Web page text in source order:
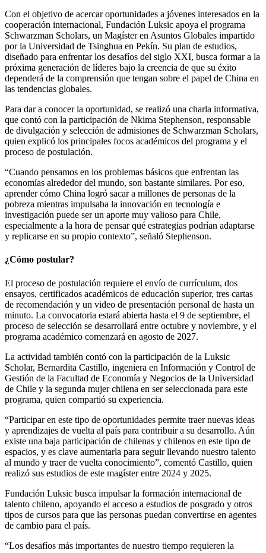
Con el objetivo de acercar oportunidades a jóvenes interesados en la
cooperación internacional, Fundación Luksic apoya el programa
Schwarzman Scholars, un Magíster en Asuntos Globales impartido
por la Universidad de Tsinghua en Pekín. Su plan de estudios,
diseñado para enfrentar los desafíos del siglo XXI, busca formar a la
próxima generación de líderes bajo la creencia de que su éxito
dependerá de la comprensión que tengan sobre el papel de China en
las tendencias globales.
Para dar a conocer la oportunidad, se realizó una charla informativa,
que contó con la participación de Nkima Stephenson, responsable
de divulgación y selección de admisiones de Schwarzman Scholars,
quien explicó los principales focos académicos del programa y el
proceso de postulación.
“Cuando pensamos en los problemas básicos que enfrentan las
economías alrededor del mundo, son bastante similares. Por eso,
aprender cómo China logró sacar a millones de personas de la
pobreza mientras impulsaba la innovación en tecnología e
investigación puede ser un aporte muy valioso para Chile,
especialmente a la hora de pensar qué estrategias podrían adaptarse
y replicarse en su propio contexto”, señaló Stephenson.
¿Cómo postular?
El proceso de postulación requiere el envío de currículum, dos
ensayos, certificados académicos de educación superior, tres cartas
de recomendación y un video de presentación personal de hasta un
minuto. La convocatoria estará abierta hasta el 9 de septiembre, el
proceso de selección se desarrollará entre octubre y noviembre, y el
programa académico comenzará en agosto de 2027.
La actividad también contó con la participación de la Luksic
Scholar, Bernardita Castillo, ingeniera en Información y Control de
Gestión de la Facultad de Economía y Negocios de la Universidad
de Chile y la segunda mujer chilena en ser seleccionada para este
programa, quien compartió su experiencia.
“Participar en este tipo de oportunidades permite traer nuevas ideas
y aprendizajes de vuelta al país para contribuir a su desarrollo. Aún
existe una baja participación de chilenas y chilenos en este tipo de
espacios, y es clave aumentarla para seguir llevando nuestro talento
al mundo y traer de vuelta conocimiento”, comentó Castillo, quien
realizó sus estudios de este magíster entre 2024 y 2025.
Fundación Luksic busca impulsar la formación internacional de
talento chileno, apoyando el acceso a estudios de posgrado y otros
tipos de cursos para que las personas puedan convertirse en agentes
de cambio para el país.
“Los desafíos más importantes de nuestro tiempo requieren la